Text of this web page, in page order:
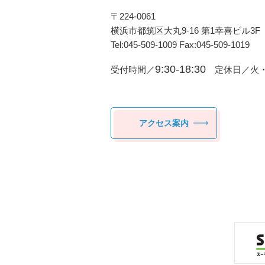
〒224-0061
横浜市都筑区⼤丸9-16 第1幸喜ビル3F
Tel:045-509-1009 Fax:045-509-1019
受付時間／9:30-18:30 定休日／火
アクセス案内